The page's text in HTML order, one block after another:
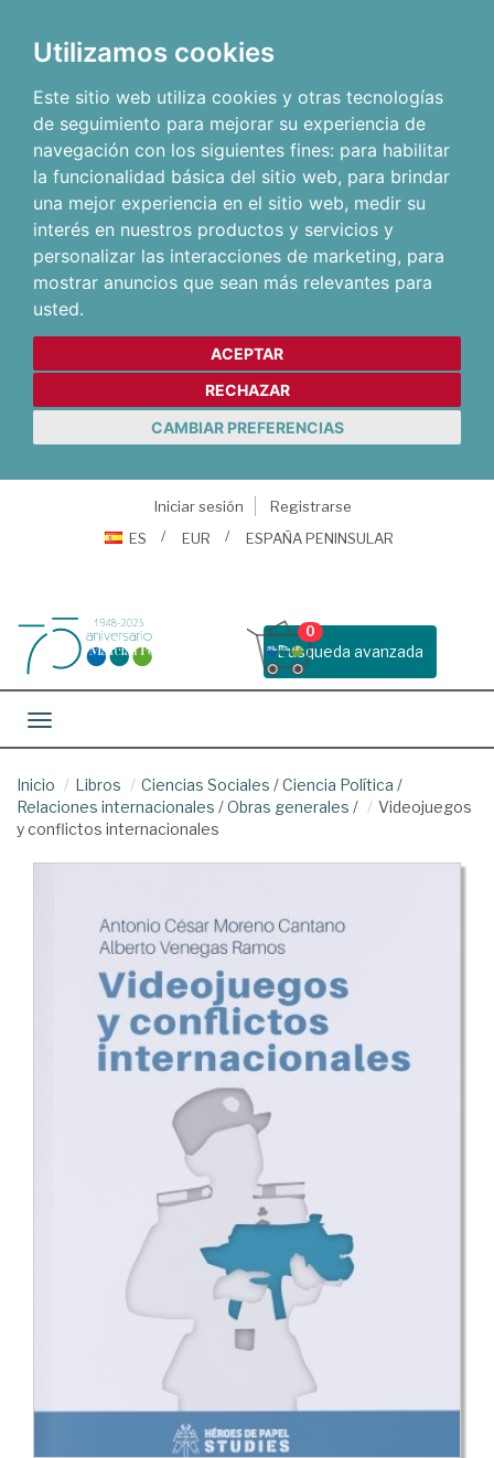
Utilizamos cookies
Este sitio web utiliza cookies y otras tecnologías
de seguimiento para mejorar su experiencia de
navegación con los siguientes fines: para habilitar
la funcionalidad básica del sitio web, para brindar
una mejor experiencia en el sitio web, medir su
interés en nuestros productos y servicios y
personalizar las interacciones de marketing, para
mostrar anuncios que sean más relevantes para
usted.
ACEPTAR
RECHAZAR
CAMBIAR PREFERENCIAS
Iniciar sesión
Registrarse
ES
EUR ESPAÑA PENINSULAR
Busqueda avanzada
0
Toggle navigation
Inicio Libros Ciencias Sociales /Ciencia Política /
Relaciones internacionales /Obras generales /
Videojuegos
y conflictos internacionales